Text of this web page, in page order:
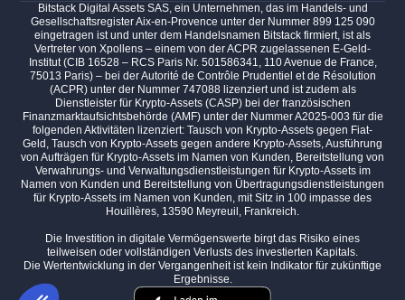
Bitstack Digital Assets SAS, ein Unternehmen, das im Handels- und
Gesellschaftsregister Aix-en-Provence unter der Nummer 899 125 090
eingetragen ist und unter dem Handelsnamen Bitstack firmiert, ist als
Vertreter von Xpollens – einem von der ACPR zugelassenen E-Geld-
Institut (CIB 16528 – RCS Paris Nr. 501586341, 110 Avenue de France,
75013 Paris) – bei der Autorité de Contrôle Prudentiel et de Résolution
(ACPR) unter der Nummer 747088 lizenziert und ist zudem als
Dienstleister für Krypto-Assets (CASP) bei der französischen
Finanzmarktaufsichtsbehörde (AMF) unter der Nummer A2025-003 für die
folgenden Aktivitäten lizenziert: Tausch von Krypto-Assets gegen Fiat-
Geld, Tausch von Krypto-Assets gegen andere Krypto-Assets, Ausführung
von Aufträgen für Krypto-Assets im Namen von Kunden, Bereitstellung von
Verwahrungs- und Verwaltungsdienstleistungen für Krypto-Assets im
Namen von Kunden und Bereitstellung von Übertragungsdienstleistungen
für Krypto-Assets im Namen von Kunden, mit Sitz in 100 impasse des
Houillères, 13590 Meyreuil, Frankreich.
Die Investition in digitale Vermögenswerte birgt das Risiko eines
teilweisen oder vollständigen Verlusts des investierten Kapitals.
Die Wertentwicklung in der Vergangenheit ist kein Indikator für zukünftige
Ergebnisse.